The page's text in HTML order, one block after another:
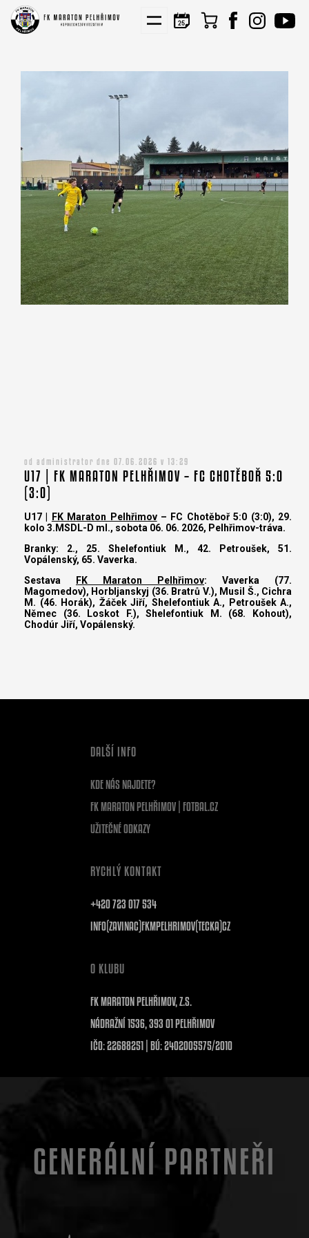
NÁBORY
PARTNEŘI
od administrator dne 07.06.2026 v 13:29
U17 | FK MARATON PELHŘIMOV – FC CHOTĚBOŘ 5:0
(3:0)
U17 | FK Maraton Pelhřimov– FC Chotěboř 5:0 (3:0), 29.
kolo 3.MSDL-D ml., sobota 06. 06. 2026, Pelhřimov-tráva.
Branky: 2., 25. Shelefontiuk M., 42. Petroušek, 51.
Vopálenský, 65. Vaverka.
Sestava
FK Maraton Pelhřimov: Vaverka (77.
Magomedov), Horbljanskyj (36. Bratrů V.), Musil Š., Cichra
M. (46. Horák), Žáček Jiří, Shelefontiuk A., Petroušek A.,
Němec (36. Loskot F.), Shelefontiuk M. (68. Kohout),
Chodúr Jiří, Vopálenský.
DALŠÍ INFO
KDE NÁS NAJDETE?
FK MARATON PELHŘIMOV | FOTBAL.CZ
UŽITEČNÉ ODKAZY
RYCHLÝ KONTAKT
+420 723 017 534
INFO(ZAVINAC)FKMPELHRIMOV(TECKA)CZ
O KLUBU
FK MARATON PELHŘIMOV, Z.S.
NÁDRAŽNÍ 1536, 393 01 PELHŘIMOV
IČO: 22688251 | BÚ: 2402005575/2010
GENERÁLNÍ PARTNEŘI